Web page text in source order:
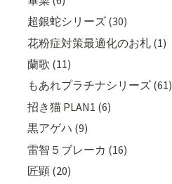
超銀蛇シリーズ (30)
花粉症対策最適化のお札 (1)
蘭歌 (11)
もあれプラチナシリーズ (61)
招き猫 PLAN1 (6)
黒アゲハ (9)
雷智５ブレーカ (16)
匠顕 (20)